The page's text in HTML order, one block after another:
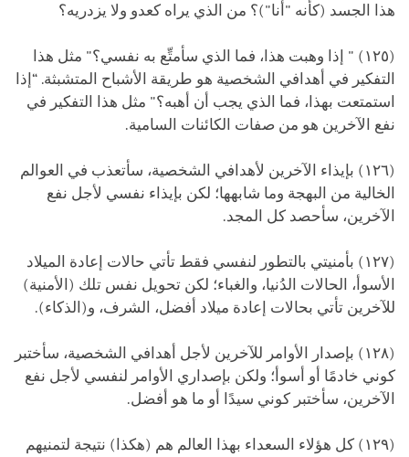
هذا الجسد (كأنه "أنا")؟ من الذي يراه كعدو ولا يزدريه؟
(١٢٥) " إذا وهبت هذا، فما الذي سأمتِّع به نفسي؟" مثل هذا
التفكير في أهدافي الشخصية هو طريقة الأشباح المتشبثة. “إذا
استمتعت بهذا، فما الذي يجب أن أهبه؟" مثل هذا التفكير في
نفع الآخرين هو من صفات الكائنات السامية.
(١٢٦) بإيذاء الآخرين لأهدافي الشخصية، سأتعذب في العوالم
الخالية من البهجة وما شابهها؛ لكن بإيذاء نفسي لأجل نفع
الآخرين، سأحصد كل المجد.
(١٢٧) بأمنيتي بالتطور لنفسي فقط تأتي حالات إعادة الميلاد
الأسوأ، الحالات الدُنيا، والغباء؛ لكن تحويل نفس تلك (الأمنية)
للآخرين تأتي بحالات إعادة ميلاد أفضل، الشرف، و(الذكاء).
(١٢٨) بإصدار الأوامر للآخرين لأجل أهدافي الشخصية، سأختبر
كوني خادمًا أو أسوأ؛ ولكن بإصداري الأوامر لنفسي لأجل نفع
الآخرين، سأختبر كوني سيدًا أو ما هو أفضل.
(١٢٩) كل هؤلاء السعداء بهذا العالم هم (هكذا) نتيجة لتمنيهم